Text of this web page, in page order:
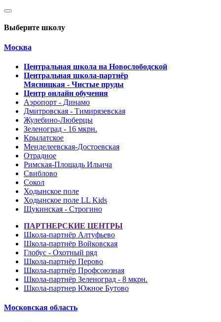
Выберите школу
Москва
Центральная школа на Новослободской
Центральная школа-партнёр
Мясницкая - Чистые пруды
Центр онлайн обучения
Аэропорт - Динамо
Дмитровская - Тимирязевская
Жулебино-Люберцы
Зеленоград - 16 мкрн.
Крылатское
Менделеевская-Достоевская
Отрадное
Римская-Площадь Ильича
Свиблово
Сокол
Ходынское поле
Ходынское поле LL Kids
Щукинская - Строгино
ПАРТНЕРСКИЕ ЦЕНТРЫ
Школа-партнёр Алтуфьево
Школа-партнёр Войковская
Глобус - Охотный ряд
Школа-партнёр Перово
Школа-партнёр Профсоюзная
Школа-партнёр Зеленоград - 8 мкрн.
Школа-партнер Южное Бутово
Московская область